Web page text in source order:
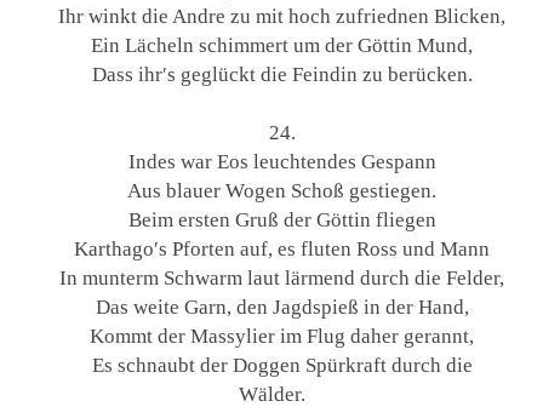
Ihr winkt die Andre zu mit hoch zufriednen Blicken,
Ein Lächeln schimmert um der Göttin Mund,
Dass ihr′s geglückt die Feindin zu berücken.
24.
Indes war Eos leuchtendes Gespann
Aus blauer Wogen Schoß gestiegen.
Beim ersten Gruß der Göttin fliegen
Karthago′s Pforten auf, es fluten Ross und Mann
In munterm Schwarm laut lärmend durch die Felder,
Das weite Garn, den Jagdspieß in der Hand,
Kommt der Massylier im Flug daher gerannt,
Es schnaubt der Doggen Spürkraft durch die
Wälder.